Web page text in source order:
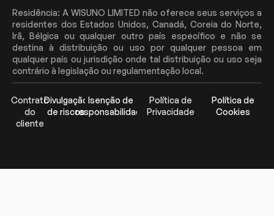
Residência: A WISUNO LIMITED não oferece seus serviços a
residentes dos Estados Unidos, Canadá, Coreia do Norte,
Irã, Bélgica ou qualquer outro país específico e não se
destina à distribuição ou uso por qualquer pessoa em
qualquer país ou jurisdição onde tal distribuição ou uso seja
contrário à legislação ou regulamentação local.
Contrato
do
cliente
Divulgação
de riscos
Isenção de
responsabilidade
Política de
Privacidade
Política de
Cookies